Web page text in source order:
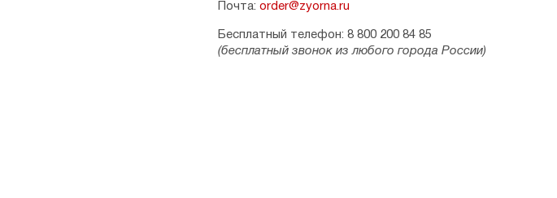
Почта: order@zyorna.ru
Бесплатный телефон: 8 800 200 84 85
(бесплатный звонок из любого города России)